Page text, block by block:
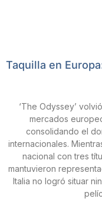
Taquilla en
‘The Odyssey’
mercados
consolidando el
internacionales.
nacional con tres
mantuvieron
Italia no logró situar